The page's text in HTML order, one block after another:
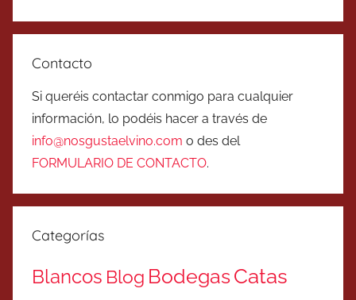
Contacto
Si queréis contactar conmigo para cualquier
información, lo podéis hacer a través de
info@nosgustaelvino.com o des del
FORMULARIO DE CONTACTO.
Categorías
Blancos Blog BodegasCatas